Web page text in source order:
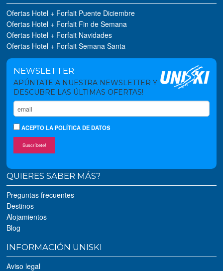
Ofertas Hotel + Forfait Puente Diciembre
Ofertas Hotel + Forfait Fin de Semana
Ofertas Hotel + Forfait Navidades
Ofertas Hotel + Forfait Semana Santa
NEWSLETTER
APÚNTATE A NUESTRA NEWSLETTER Y
DESCUBRE LAS ÚLTIMAS OFERTAS!
ACEPTOLA POLÍTICA DE DATOS
Suscríbete!
QUIERES SABER MÁS?
Preguntas frecuentes
Destinos
Alojamientos
Blog
INFORMACIÓN UNISKI
Aviso legal